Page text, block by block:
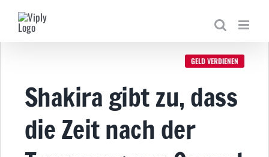
Inhalt
springen
GELD VERDIENEN
Shakira gibt zu, dass
die Zeit nach der